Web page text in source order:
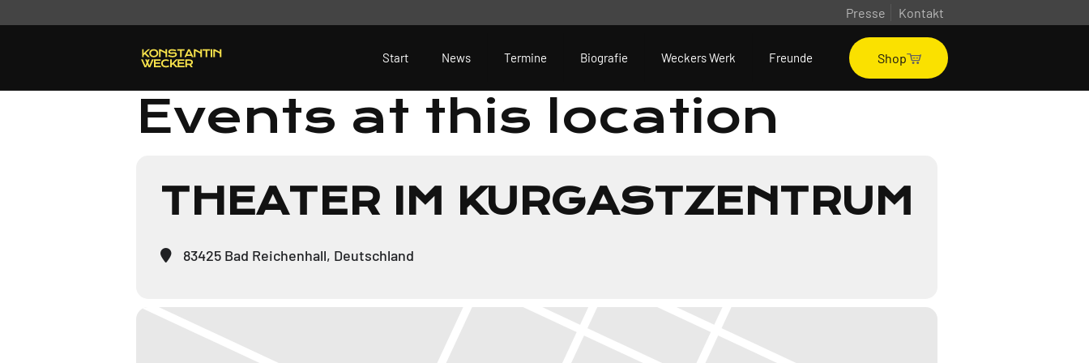
Presse Kontakt
Start News Termine Biografie Weckers Werk Freunde Shop
Events at this location
THEATER IM KURGASTZENTRUM
83425 Bad Reichenhall, Deutschland